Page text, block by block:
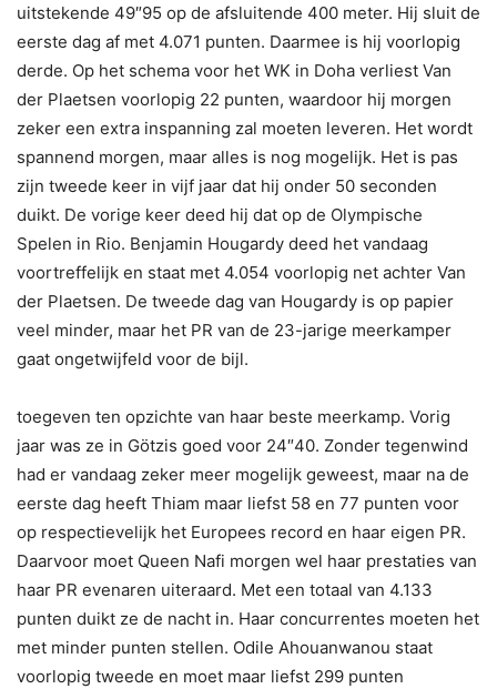
uitstekende 49″95 op de afsluitende 400 meter. Hij sluit de
eerste dag af met 4.071 punten. Daarmee is hij voorlopig
derde. Op het schema voor het WK in Doha verliest Van
der Plaetsen voorlopig 22 punten, waardoor hij morgen
zeker een extra inspanning zal moeten leveren. Het wordt
spannend morgen, maar alles is nog mogelijk. Het is pas
zijn tweede keer in vijf jaar dat hij onder 50 seconden
duikt. De vorige keer deed hij dat op de Olympische
Spelen in Rio. Benjamin Hougardy deed het vandaag
voortreffelijk en staat met 4.054 voorlopig net achter Van
der Plaetsen. De tweede dag van Hougardy is op papier
veel minder, maar het PR van de 23-jarige meerkamper
gaat ongetwijfeld voor de bijl.
toegeven ten opzichte van haar beste meerkamp. Vorig
jaar was ze in Götzis goed voor 24″40. Zonder tegenwind
had er vandaag zeker meer mogelijk geweest, maar na de
eerste dag heeft Thiam maar liefst 58 en 77 punten voor
op respectievelijk het Europees record en haar eigen PR.
Daarvoor moet Queen Nafi morgen wel haar prestaties van
haar PR evenaren uiteraard. Met een totaal van 4.133
punten duikt ze de nacht in. Haar concurrentes moeten het
met minder punten stellen. Odile Ahouanwanou staat
voorlopig tweede en moet maar liefst 299 punten